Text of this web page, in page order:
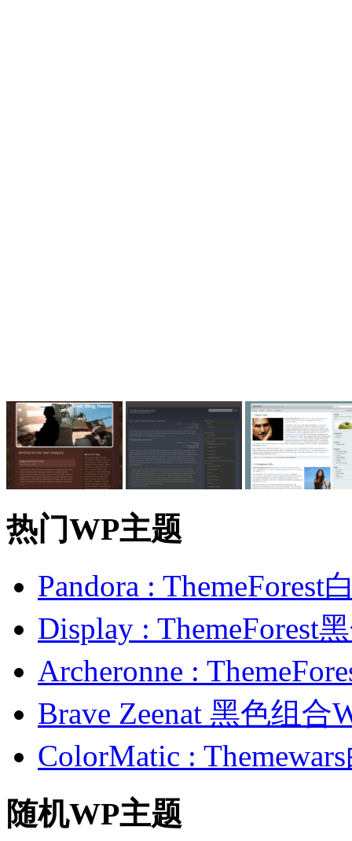
热门WP主题
Pandora : ThemeForest
Display : ThemeForest
Archeronne :
Brave Zeenat 黑色组合
ColorMatic :
随机WP主题